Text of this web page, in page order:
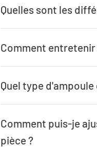
Quelles sont les
Comment
Quel type
Comment puis-je
pièce ?